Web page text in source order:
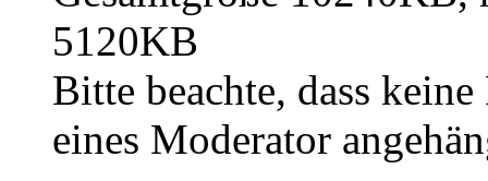
5120KB
Bitte beachte, dass
eines Moderator